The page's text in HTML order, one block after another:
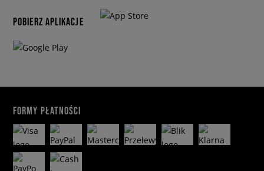
POBIERZ APLIKACJE
FORMY PŁATNOŚCI